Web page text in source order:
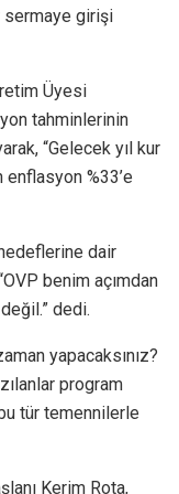
sermaye girişi
Üyesi
tahminlerinin
“Gelecek yıl kur
%33’e
dair
benim açımdan
dedi.
yapacaksınız?
program
tür temennilerle
Kerim Rota,